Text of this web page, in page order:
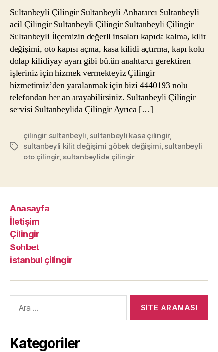
Sultanbeyli Çilingir Sultanbeyli Anhatarcı Sultanbeyli
acil Çilingir Sultanbeyli Çilingir Sultanbeyli Çilingir
Sultanbeyli İlçemizin değerli insaları kapıda kalma, kilit
değişimi, oto kapısı açma, kasa kilidi açtırma, kapı kolu
dolap kilidiyay ayarı gibi bütün anahtarcı gerektiren
işleriniz için hizmek vermekteyiz Çilingir
hizmetimiz’den yaralanmak için bizi 4440193 nolu
telefondan her an arayabilirsiniz. Sultanbeyli Çilingir
servisi Sultanbeylida Çilingir Ayrıca […]
Etiketler
çilingir sultanbeyli sultanbeyli kasa çilingir,
sultanbeyli kilit değişimi göbek değişimi sultanbeyli
oto çilingir, sultanbeylide çilingir
Anasayfa
İletişim
Çilingir
Sohbet
istanbul çilingir
yap:
Kategoriler